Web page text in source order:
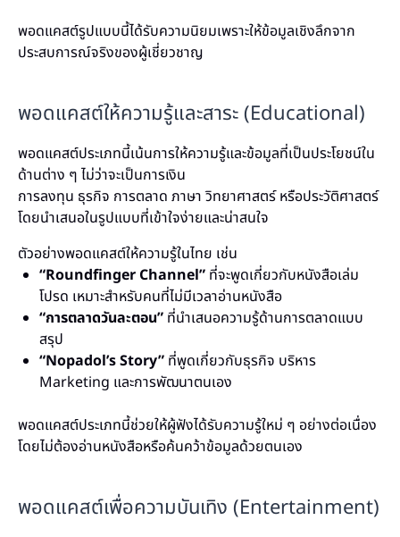
พอดแคสต์รูปแบบนี้ได้รับความนิยมเพราะให้ข้อมูลเชิงลึกจาก
ประสบการณ์จริงของผู้เชี่ยวชาญ
พอดแคสต์ให้ความรู้และสาระ (Educational)
พอดแคสต์ประเภทนี้เน้นการให้ความรู้และข้อมูลที่เป็นประโยชน์ใน
ด้านต่าง ๆ ไม่ว่าจะเป็นการเงิน
การลงทุน ธุรกิจ การตลาด ภาษา วิทยาศาสตร์ หรือประวัติศาสตร์
โดยนำเสนอในรูปแบบที่เข้าใจง่ายและน่าสนใจ
ตัวอย่างพอดแคสต์ให้ความรู้ในไทย เช่น
“Roundfinger Channel” ที่จะพูดเกี่ยวกับหนังสือเล่ม
โปรด เหมาะสำหรับคนที่ไม่มีเวลาอ่านหนังสือ
“การตลาดวันละตอน” ที่นำเสนอความรู้ด้านการตลาดแบบ
สรุป
“Nopadol’s Story” ที่พูดเกี่ยวกับธุรกิจ บริหาร
Marketing และการพัฒนาตนเอง
พอดแคสต์ประเภทนี้ช่วยให้ผู้ฟังได้รับความรู้ใหม่ ๆ อย่างต่อเนื่อง
โดยไม่ต้องอ่านหนังสือหรือค้นคว้าข้อมูลด้วยตนเอง
พอดแคสต์เพื่อความบันเทิง (Entertainment)